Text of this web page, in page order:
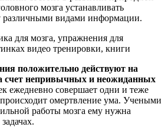
мозга устанавливать
различными видами информации.
положительно действуют на
счет непривычных и неожиданных
ежедневно совершает одни и теже
омертвление ума. Учеными
работы мозга ему нужна